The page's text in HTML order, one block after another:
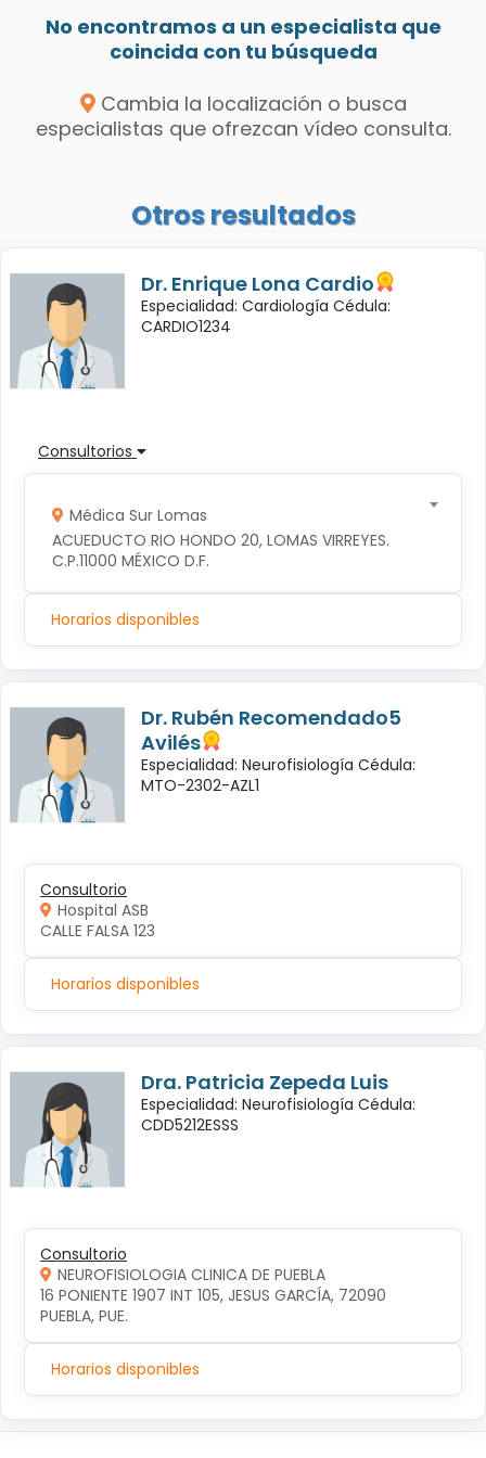
No encontramos a un especialista que
coincida con tu búsqueda
Cambia la localización o busca
especialistas que ofrezcan vídeo consulta.
Otros resultados
Dr. Enrique Lona Cardio
Especialidad: Cardiología Cédula:
CARDIO1234
Consultorios
Médica Sur Lomas
ACUEDUCTO RIO HONDO 20, LOMAS VIRREYES.
C.P.11000 MÉXICO D.F.
Horarios disponibles
Dr. Rubén Recomendado5
Avilés
Especialidad: Neurofisiología Cédula:
MTO-2302-AZL1
Consultorio
Hospital ASB
CALLE FALSA 123
Horarios disponibles
Dra. Patricia Zepeda Luis
Especialidad: Neurofisiología Cédula:
CDD5212ESSS
Consultorio
NEUROFISIOLOGIA CLINICA DE PUEBLA
16 PONIENTE 1907 INT 105, JESUS GARCÍA, 72090
PUEBLA, PUE.
Horarios disponibles